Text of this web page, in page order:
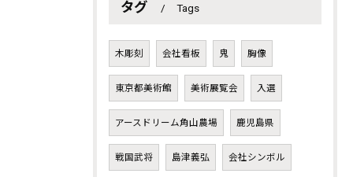
タグ Tags
木彫刻 会社看板 鬼 胸像
東京都美術館 美術展覧会 入選
アースドリーム角山農場 鹿児島県
戦国武将 島津義弘 会社シンボル